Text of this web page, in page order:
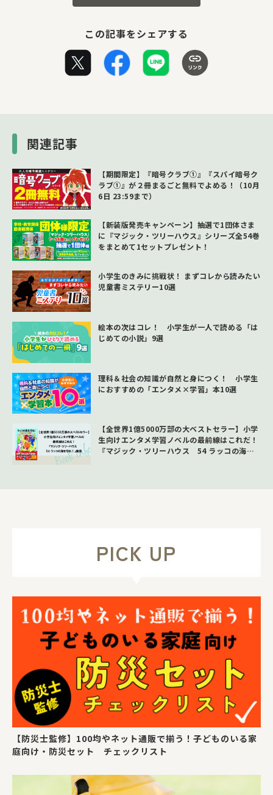
この記事をシェアする
関連記事
【期間限定】『暗号クラブ①』『スパイ暗号ク
ラブ①』が２冊まるごと無料でよめる！（10月
6日 23:59まで）
【新装版発売キャンペーン】抽選で1団体さま
に『マジック・ツリーハウス』シリーズ全54巻
をまとめて1セットプレゼント！
小学生のきみに挑戦状！ まずコレから読みたい
児童書ミステリー10選
絵本の次はコレ！ 小学生が一人で読める「は
じめての小説」9選
理科＆社会の知識が自然と身につく！ 小学生
におすすめの「エンタメ×学習」本10選
【全世界1億5000万部の大ベストセラー】小学
生向けエンタメ学習ノベルの最前線はこれだ！
『マジック・ツリーハウス 54 ラッコの海を
PICK UP
【防災士監修】100均やネット通販で揃う！子どものいる家
庭向け・防災セット チェックリスト